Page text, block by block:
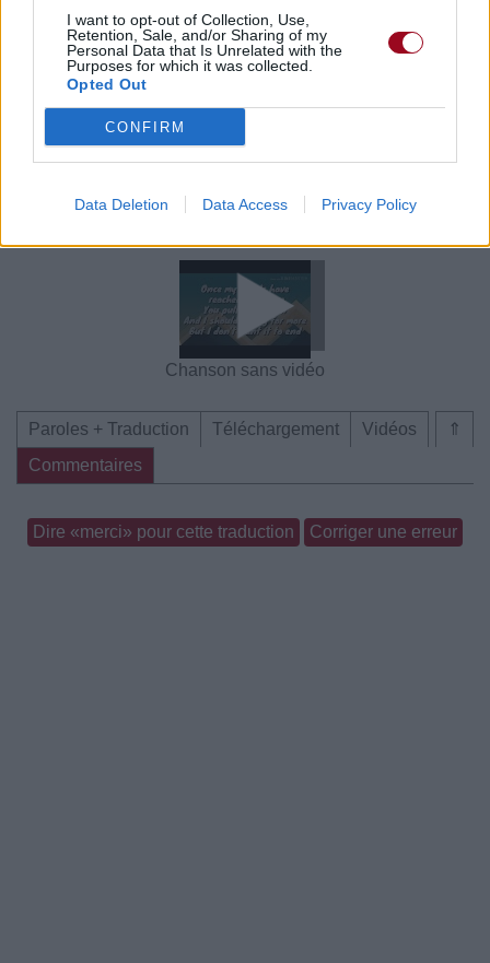
I want to opt-out of Collection, Use,
Retention, Sale, and/or Sharing of my
Personal Data that Is Unrelated with the
Purposes for which it was collected.
Opted Out
CONFIRM
Data Deletion Data Access Privacy Policy
Paroles + Traduction Téléchargement
Commentaires
Voir la vidéo de «Wave»
Chanson sans vidéo Chanson sans vidéo
Chanson sans vidéo
⇑
Paroles + Traduction Téléchargement
Vidéos
Commentaires
Dire «merci» pour cette traduction Corriger une erreur